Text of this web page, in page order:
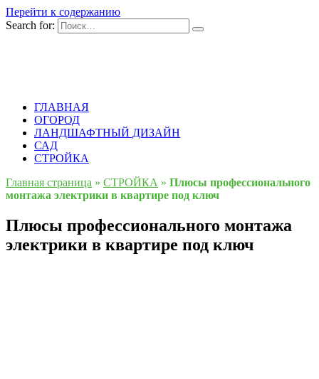
Перейти к содержанию
Search for:
ГЛАВНАЯ
ОГОРОД
ЛАНДШАФТНЫЙ ДИЗАЙН
САД
СТРОЙКА
Главная страница » СТРОЙКА » Плюсы профессионального
монтажа электрики в квартире под ключ
Плюсы профессионального монтажа
электрики в квартире под ключ